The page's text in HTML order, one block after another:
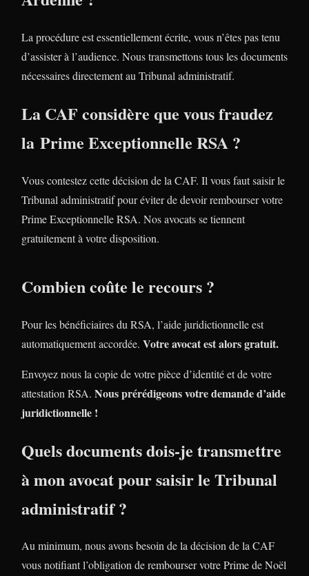
La procédure est essentiellement écrite, vous n’êtes pas tenu
d’assister à l’audience. Nous transmettons tous les documents
nécessaires directement au Tribunal administratif.
La CAF considère que vous fraudez
la Prime Exceptionnelle RSA ?
Vous contestez cette décision de la CAF. Il vous faut saisir le
Tribunal administratif pour éviter de devoir rembourser votre
Prime Exceptionnelle RSA. Nos avocats se tiennent
gratuitement à votre disposition.
Combien coûte le recours ?
Pour les bénéficiaires du RSA, l’aide juridictionnelle est
automatiquement accordée. Votre avocat est alors gratuit.
Envoyez nous la copie de votre pièce d’identité et de votre
attestation RSA. Nous prérédigeons votre demande d’aide
juridictionnelle !
Quels documents dois-je transmettre
à mon avocat pour saisir le Tribunal
administratif ?
Au minimum, nous avons besoin de la décision de la CAF
vous notifiant l’obligation de rembourser votre Prime de Noël